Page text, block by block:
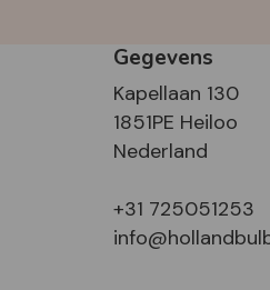
Gegevens
Kapellaan 130
1851PE Heiloo
Nederland
+31 725051253